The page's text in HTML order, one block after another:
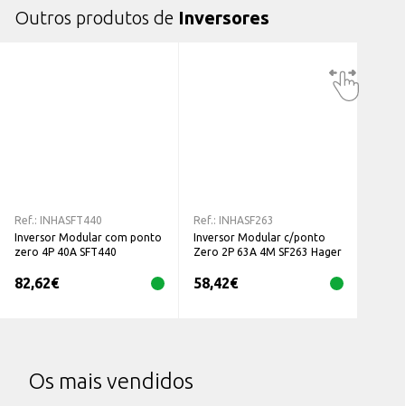
Outros produtos de Inversores
Ref.:
INHASFT440
Inversor Modular com ponto
zero 4P 40A SFT440
82,62€
Ref.:
INHASF263
Inversor Modular c/ponto
Zero 2P 63A 4M SF263 Hager
58,42€
Os mais vendidos